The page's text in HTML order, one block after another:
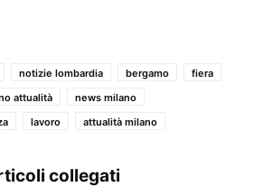
notizie lombardia bergamo
fiera
attualità
news milano
lavoro attualità milano
collegati